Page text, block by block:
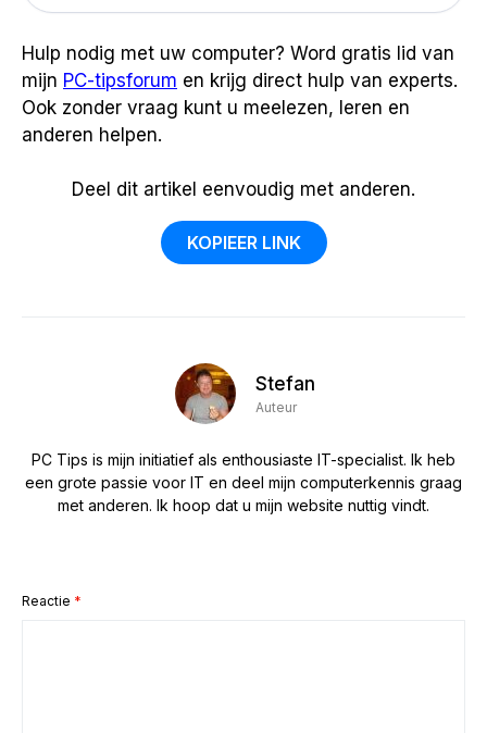
Hulp nodig met uw computer? Word gratis lid van
mijn PC-tipsforum en krijg direct hulp van experts.
Ook zonder vraag kunt u meelezen, leren en
anderen helpen.
Deel dit artikel eenvoudig met anderen.
KOPIEER LINK
Stefan
Auteur
PC Tips is mijn initiatief als enthousiaste IT-specialist. Ik heb
een grote passie voor IT en deel mijn computerkennis graag
met anderen. Ik hoop dat u mijn website nuttig vindt.
Reactie *